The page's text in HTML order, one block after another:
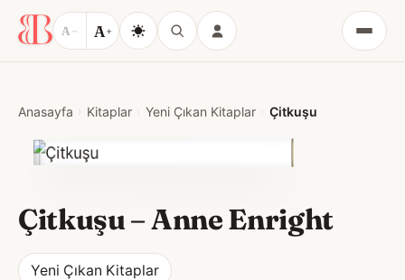
A − A+
Menü
Anasayfa Kitaplar Yeni Çıkan Kitaplar Çitkuşu
Çitkuşu–Anne Enright
Yeni Çıkan Kitaplar